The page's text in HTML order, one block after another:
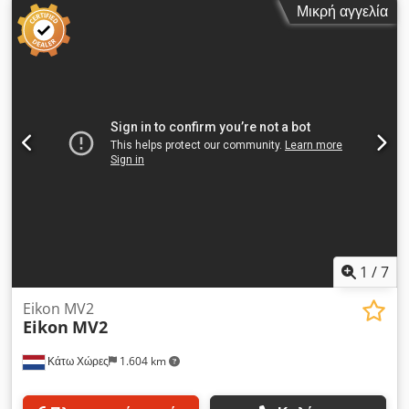
άξονα Y:
635 χιλ., μέγιστη
ταχύτητα ατράκτου:
– εγγυημένη πώληση στην υψηλότερη προσφορά! ΤΕΧΝΙΚΈΣ
εργαλείων: CAT40 Dwsdpfxjzl Rzyj Aclja Θέσεις εργαλείων: 30
ΛΕΠΤΟΜΈΡΕΙΕΣ ΜΗΧΑΝΉΜΑΤΟΣ Ώρες λειτουργίας: 11.136
ώρες (στις 26.07.2026) Ώρες κατεργασίας: 2.403 ώρες (στις
Μικρή αγγελία
1 /7
Κάτω Χώρες 1.604 km
Eikon MV2
Eikon MV2